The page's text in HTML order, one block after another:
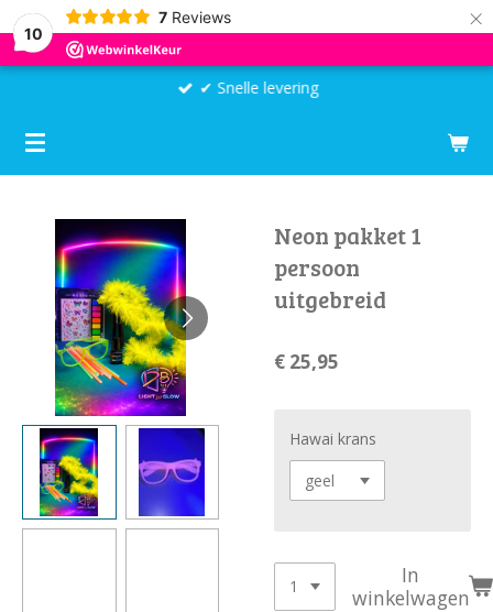
10
7 Reviews ×
✔ Snelle levering
Neon pakket 1
persoon
uitgebreid
€ 25,95
Hawai krans
In
winkelwagen